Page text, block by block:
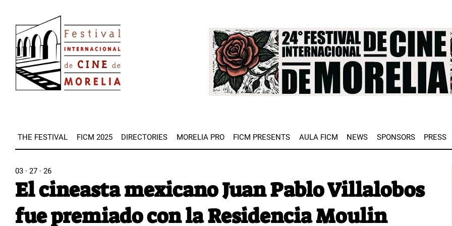
main
content
Image
THE FESTIVAL FICM 2025 DIRECTORIES MORELIA PRO FICM PRESENTS AULA FICM NEWS SPONSORS PRESS
03 · 27 · 26
El cineasta mexicano Juan Pablo Villalobos
fue premiado con la Residencia Moulin